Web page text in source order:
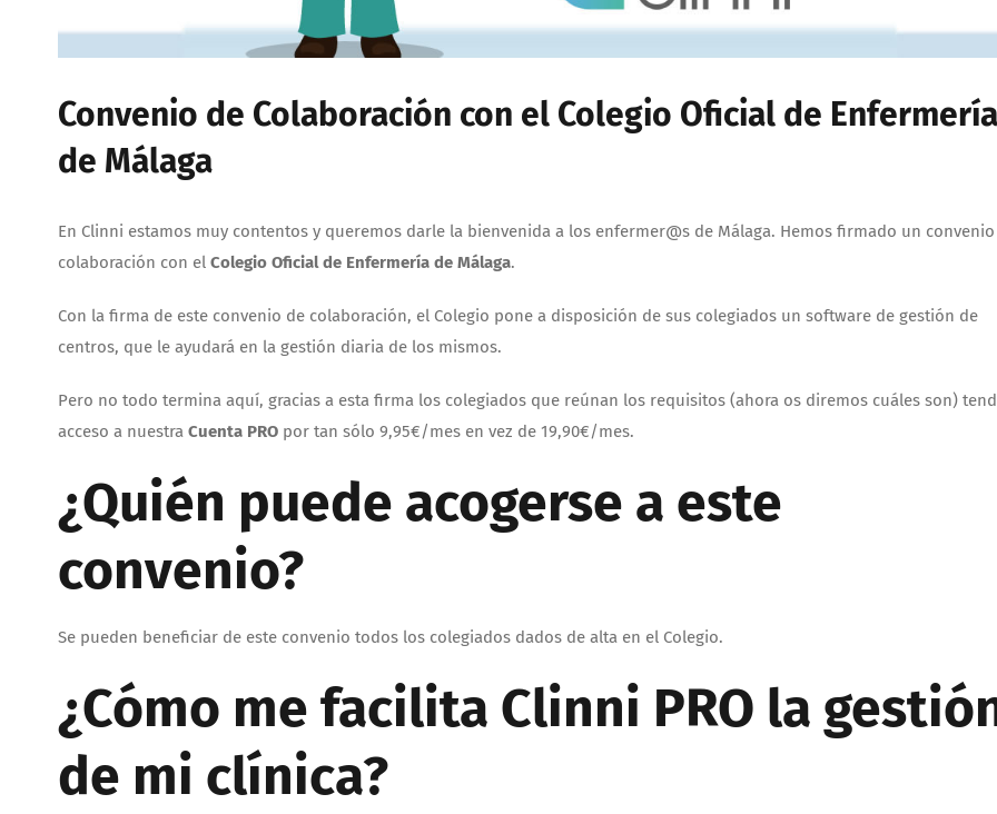
Convenio de Colaboración con el Colegio Oficial de Enfermería
de Málaga
En Clinni estamos muy contentos y queremos darle la bienvenida a los enfermer@s de Málaga. Hemos firmado un
colaboración con el Colegio Oficial de Enfermería de Málaga.
Con la firma de este convenio de colaboración, el Colegio pone a disposición de sus colegiados un software de gestión de
centros, que le ayudará en la gestión diaria de los mismos.
Pero no todo termina aquí, gracias a esta firma los colegiados que reúnan los requisitos (ahora os diremos cuáles son)
acceso a nuestra Cuenta PRO por tan sólo 9,95€/mes en vez de 19,90€/mes.
¿Quién puede acogerse a este
convenio?
Se pueden beneficiar de este convenio todos los colegiados dados de alta en el Colegio.
¿Cómo me facilita Clinni PRO la
de mi clínica?